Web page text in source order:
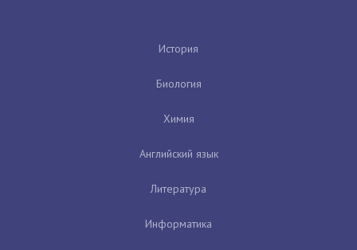
История
Биология
Химия
Английский язык
Литература
Информатика